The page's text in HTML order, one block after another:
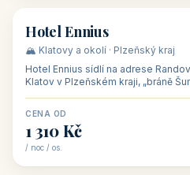
🏨 hotel
Hotel Ennius
🏔️ Klatovy a okolí · Plzeňský kraj
Hotel Ennius sídlí na adrese
Klatov v Plzeňském kraji, „bráně
CENA OD
1 310 Kč
/ noc / os.